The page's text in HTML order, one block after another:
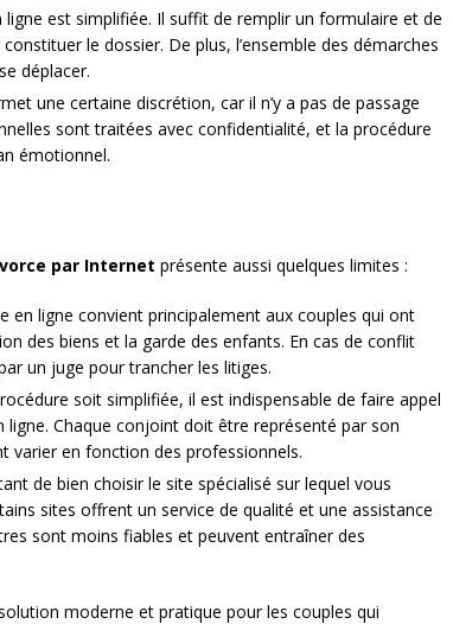
ligne est simplifiée. Il suffit de remplir un formulaire et de
le dossier. De plus, l’ensemble des démarches
déplacer.
une certaine discrétion, car il n’y a pas de passage
sont traitées avec confidentialité, et la procédure
émotionnel.
par Internet présente aussi quelques limites :
en ligne convient principalement aux couples qui ont
des biens et la garde des enfants. En cas de conflit
un juge pour trancher les litiges.
soit simplifiée, il est indispensable de faire appel
Chaque conjoint doit être représenté par son
varier en fonction des professionnels.
de bien choisir le site spécialisé sur lequel vous
sites offrent un service de qualité et une assistance
sont moins fiables et peuvent entraîner des
moderne et pratique pour les couples qui